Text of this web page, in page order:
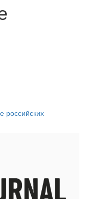
российских